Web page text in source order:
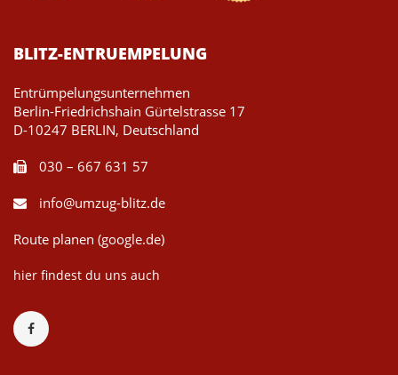
BLITZ-ENTRUEMPELUNG
Entrümpelungsunternehmen
Berlin-Friedrichshain Gürtelstrasse 17
D-10247 BERLIN, Deutschland
030 – 667 631 57
info@umzug-blitz.de
Route planen (google.de)
hier findest du uns auch